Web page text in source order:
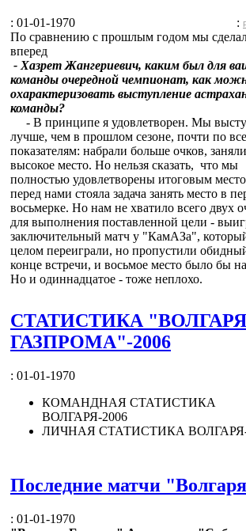
: 01-01-1970 :
По сравнению с прошлым годом мы
вперед
- Хазрет Жангериевич, каким был для
команды очередной чемпионат, как
охарактеризовать выступление
команды?
- В принципе я удовлетворен. Мы
лучше, чем в прошлом сезоне, почти по
показателям: набрали больше очков,
высокое место. Но нельзя сказать, что мы
полностью удовлетворены итоговым
перед нами стояла задача занять место в
восьмерке. Но нам не хватило всего двух
для выполнения поставленной цели -
заключительный матч у "КамАЗа",
целом переиграли, но пропустили
конце встречи, и восьмое место было бы
Но и одиннадцатое - тоже неплохо.
СТАТИСТИКА
ГАЗПРОМА"-2006
: 01-01-1970
КОМАНДНАЯ СТАТИСТИКА
ВОЛГАРЯ-2006
ЛИЧНАЯ СТАТИСТИКА ВОЛГАРЯ-
Последние матчи
: 01-01-1970